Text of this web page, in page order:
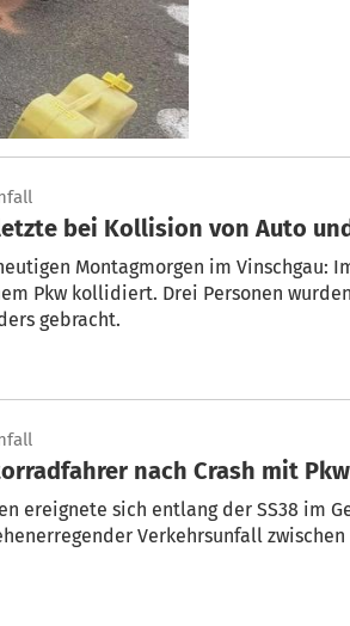
bei Kollision von Auto
Montagmorgen im Vinschgau:
kollidiert. Drei Personen wurden dabei
gebracht.
nach Crash mit
ereignete sich entlang der SS38 im
Verkehrsunfall